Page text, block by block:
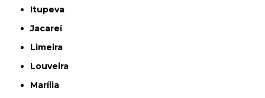
Itupeva
Jacareí
Limeira
Louveira
Marília